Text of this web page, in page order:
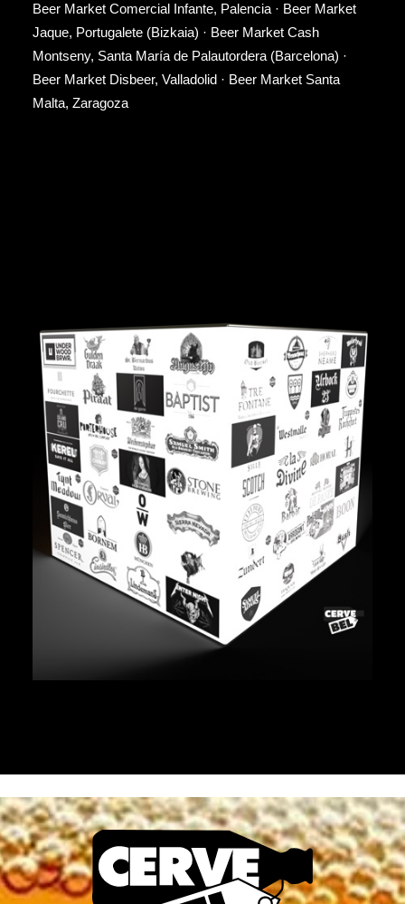
Beer Market Comercial Infante, Palencia · Beer Market
Jaque, Portugalete (Bizkaia) · Beer Market Cash
Montseny, Santa María de Palautordera (Barcelona) ·
Beer Market Disbeer, Valladolid · Beer Market Santa
Malta, Zaragoza